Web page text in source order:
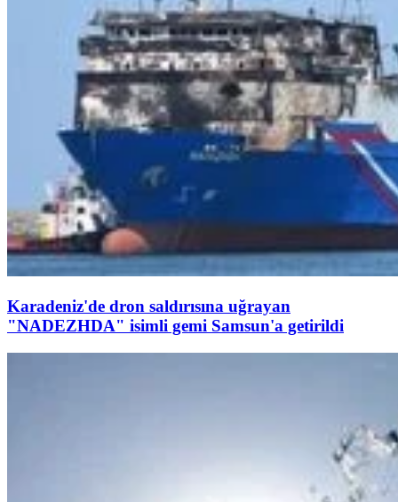
Karadeniz'de dron saldırısına uğrayan
"NADEZHDA" isimli gemi Samsun'a getirildi